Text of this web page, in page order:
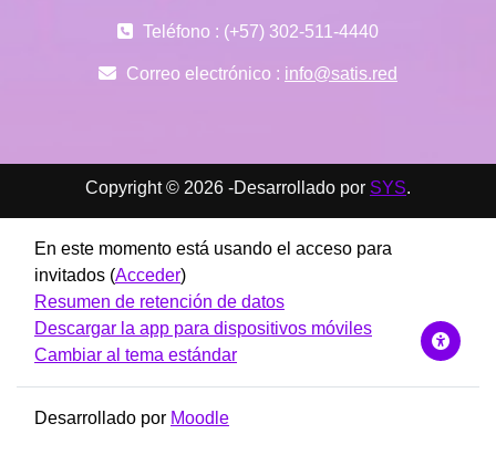
Teléfono : (+57) 302-511-4440
Correo electrónico : info@satis.red
Copyright © 2026 -Desarrollado por SYS.
En este momento está usando el acceso para
invitados (Acceder)
Resumen de retención de datos
Descargar la app para dispositivos móviles
Cambiar al tema estándar
Desarrollado por Moodle